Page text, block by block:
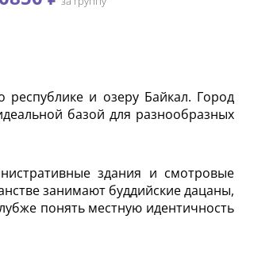
и озеру Байкал. Город
базой для разнообразных
здания и смотровые
занимают буддийские дацаны,
понять местную идентичность